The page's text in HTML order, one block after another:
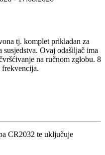
tj. komplet prikladan za
Ovaj odašiljač ima
na ručnom zglobu. 8
frekvencija.
CR2032 te uključuje